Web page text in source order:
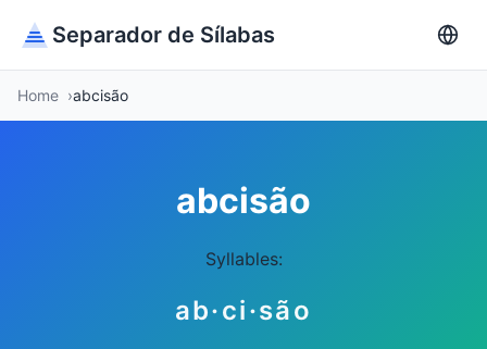
Separador de Sílabas
Home abcisão
abcisão
Syllables:
ab·ci·são